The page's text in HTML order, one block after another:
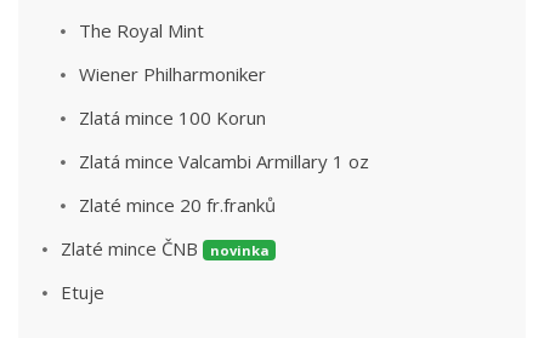
The Royal Mint
Wiener Philharmoniker
Zlatá mince 100 Korun
Zlatá mince Valcambi Armillary 1 oz
Zlaté mince 20 fr.franků
Zlaté mince ČNB
novinka
Etuje